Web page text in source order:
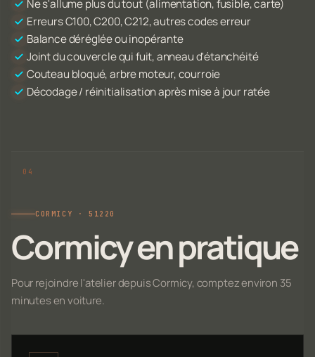
Ne s'allume plus du tout (alimentation, fusible, carte)
Erreurs C100, C200, C212, autres codes erreur
Balance déréglée ou inopérante
Joint du couvercle qui fuit, anneau d'étanchéité
Couteau bloqué, arbre moteur, courroie
Décodage / réinitialisation après mise à jour ratée
CORMICY · 51220
Cormicy en pratique
Pour rejoindre l'atelier depuis Cormicy, comptez environ 35
minutes en voiture.